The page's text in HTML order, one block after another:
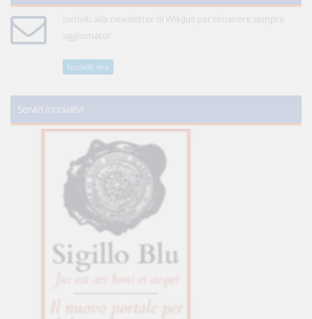
Iscriviti alla newsletter di WikiJus per rimanere sempre
aggiornato!
Iscriviti ora
Servizi innovativi